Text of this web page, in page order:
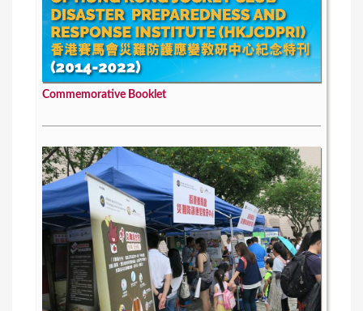
Commemorative Booklet